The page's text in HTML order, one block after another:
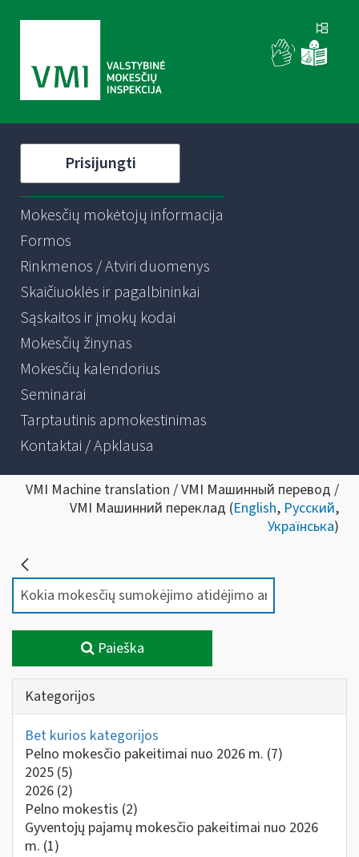
Prisijungti
Mokesčių mokėtojų informacija
Formos
Rinkmenos / Atviri duomenys
Skaičiuoklės ir pagalbininkai
Sąskaitos ir įmokų kodai
Mokesčių žinynas
Mokesčių kalendorius
Seminarai
Tarptautinis apmokestinimas
Kontaktai / Apklausa
VMI Machine translation / VMI Машинный перевод /
VMI Машинний переклад (English, Русский,
Українська)
Paieška
Kategorijos
Bet kurios kategorijos
Pelno mokesčio pakeitimai nuo 2026 m. (7)
2025 (5)
2026 (2)
Pelno mokestis (2)
Gyventojų pajamų mokesčio pakeitimai nuo 2026
m. (1)